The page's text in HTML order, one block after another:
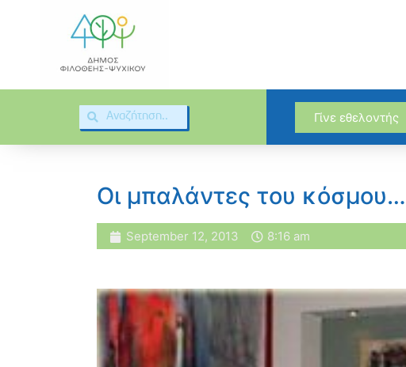
Γίνε εθελοντής
Οι μπαλάντες του κόσμου…
September 12, 2013 8:16 am